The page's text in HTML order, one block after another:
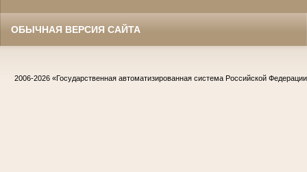
ОБЫЧНАЯ ВЕРСИЯ САЙТА
2006-2026 «Государственная автоматизированная система Российской